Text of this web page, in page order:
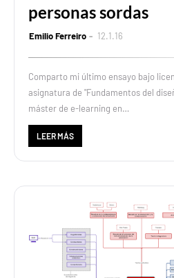
personas sordas
Emilio Ferreiro 12.1.16
Comparto mi último ensayo bajo
asignatura de "Fundamentos del
máster de e-learning en…
LEER MÁS